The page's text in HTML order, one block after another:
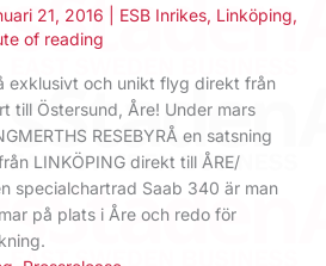
21, 2016 ESB Inrikes, Linköping,
of reading
exklusivt och unikt flyg direkt från
till Östersund, Åre! Under mars
RESEBYRÅ en satsning
LINKÖPING direkt till ÅRE/
specialchartrad Saab 340 är man
på plats i Åre och redo för